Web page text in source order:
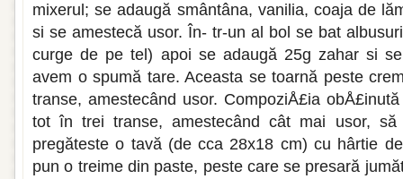
mixerul; se adau­gă smântâna, vanilia, coaja de
si se amestecă usor. În- tr-un al bol se bat
curge de pe tel) apoi se adaugă 25g zahar si
avem o spumă tare. Aceasta se toarnă peste
transe, ameste­când usor. CompoziÅ£ia
tot în trei transe, amestecând cât mai usor,
pregăteste o tavă (de cca 28x18 cm) cu hârtie
pun o tre­ime din paste, peste care se presară